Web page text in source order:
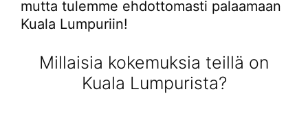
mutta tulemme ehdottomasti palaamaan
Kuala Lumpuriin!
Millaisia kokemuksia teillä on
Kuala Lumpurista?